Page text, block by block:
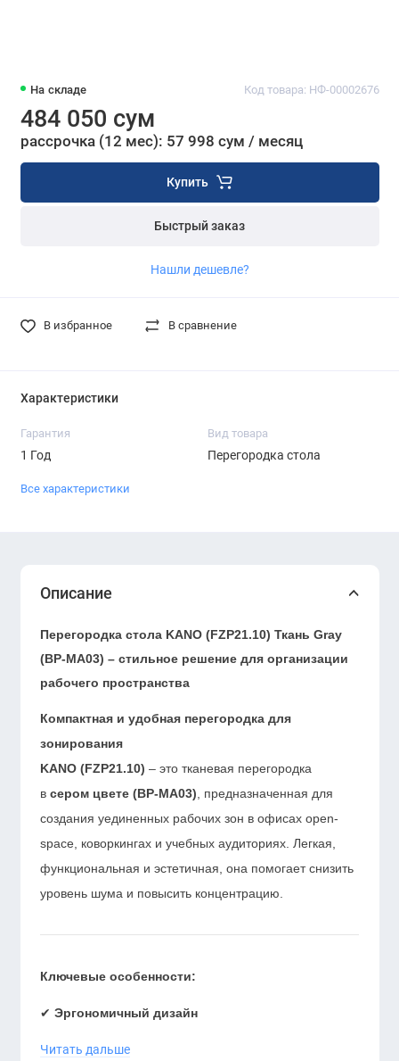
На складе Код товара: НФ-00002676
484 050 сум
рассрочка (12 мес): 57 998 сум / месяц
Купить
Быстрый заказ
Нашли дешевле?
В избранное В сравнение
Характеристики
Гарантия
1 Год
Вид товара
Перегородка стола
Все характеристики
Описание
Перегородка стола KANO (FZP21.10) Ткань Gray
(BP-MA03) – стильное решение для организации
рабочего пространства
Компактная и удобная перегородка для
зонирования
KANO (FZP21.10) – это тканевая перегородка
в сером цвете (BP-MA03) , предназначенная для
создания уединенных рабочих зон в офисах open-
space, коворкингах и учебных аудиториях. Легкая,
функциональная и эстетичная, она помогает снизить
уровень шума и повысить концентрацию.
Ключевые особенности:
✔ Эргономичный дизайн
Материал:
Читать дальше